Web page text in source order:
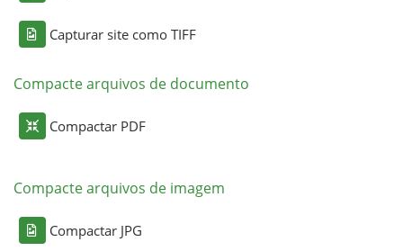
Capturar site como TIFF
Compacte arquivos de documento
Compactar PDF
Compacte arquivos de imagem
Compactar JPG